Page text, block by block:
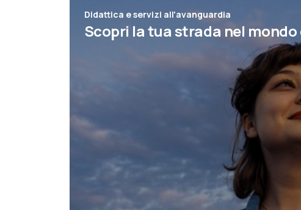
Didattica e servizi all'avanguardia
Scopri la tua strada nel